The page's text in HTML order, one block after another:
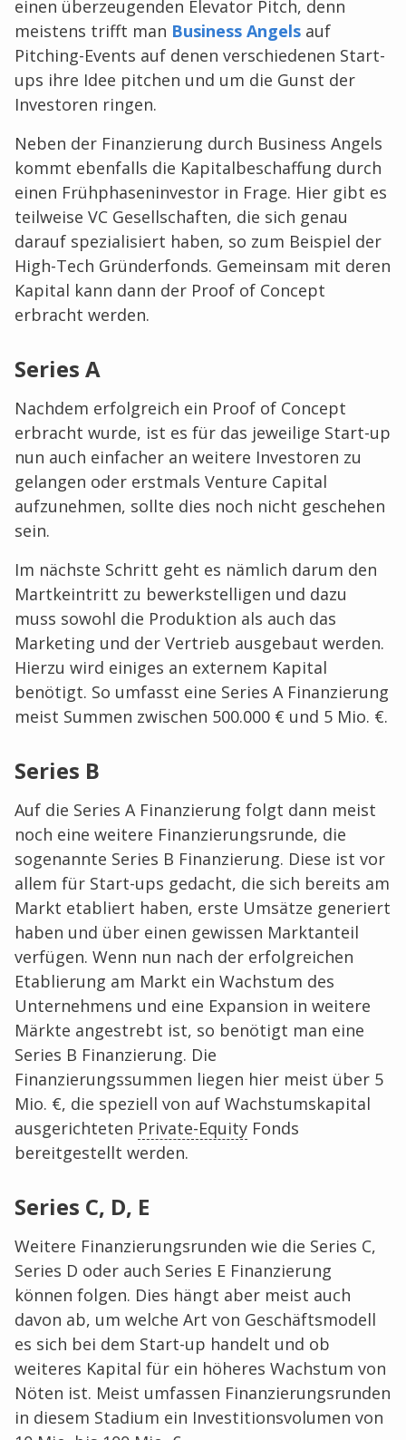
einen überzeugenden Elevator Pitch, denn
meistens trifft man Business Angels auf
Pitching-Events auf denen verschiedenen Start-
ups ihre Idee pitchen und um die Gunst der
Investoren ringen.
Neben der Finanzierung durch Business Angels
kommt ebenfalls die Kapitalbeschaffung durch
einen Frühphaseninvestor in Frage. Hier gibt es
teilweise VC Gesellschaften, die sich genau
darauf spezialisiert haben, so zum Beispiel der
High-Tech Gründerfonds. Gemeinsam mit deren
Kapital kann dann der Proof of Concept
erbracht werden.
Series A
Nachdem erfolgreich ein Proof of Concept
erbracht wurde, ist es für das jeweilige Start-up
nun auch einfacher an weitere Investoren zu
gelangen oder erstmals Venture Capital
aufzunehmen, sollte dies noch nicht geschehen
sein.
Im nächste Schritt geht es nämlich darum den
Martkeintritt zu bewerkstelligen und dazu
muss sowohl die Produktion als auch das
Marketing und der Vertrieb ausgebaut werden.
Hierzu wird einiges an externem Kapital
benötigt. So umfasst eine Series A Finanzierung
meist Summen zwischen 500.000 € und 5 Mio. €.
Series B
Auf die Series A Finanzierung folgt dann meist
noch eine weitere Finanzierungsrunde, die
sogenannte Series B Finanzierung. Diese ist vor
allem für Start-ups gedacht, die sich bereits am
Markt etabliert haben, erste Umsätze generiert
haben und über einen gewissen Marktanteil
verfügen. Wenn nun nach der erfolgreichen
Etablierung am Markt ein Wachstum des
Unternehmens und eine Expansion in weitere
Märkte angestrebt ist, so benötigt man eine
Series B Finanzierung. Die
Finanzierungssummen liegen hier meist über 5
Mio. €, die speziell von auf Wachstumskapital
ausgerichteten Private-Equity Fonds
bereitgestellt werden.
Series C, D, E
Weitere Finanzierungsrunden wie die Series C,
Series D oder auch Series E Finanzierung
können folgen. Dies hängt aber meist auch
davon ab, um welche Art von Geschäftsmodell
es sich bei dem Start-up handelt und ob
weiteres Kapital für ein höheres Wachstum von
Nöten ist. Meist umfassen Finanzierungsrunden
in diesem Stadium ein Investitionsvolumen von